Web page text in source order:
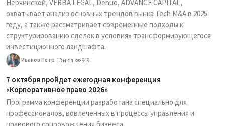
Нерчинской, VERBA LEGAL, Denuo, ADVANCE CAPITAL,
охватывает анализ основных трендов рынка Tech M&A в 2025
году, а также рассматривает современные подходы к
структурированию сделок в условиях трансформирующегося
инвестиционного ландшафта.
Иванов Петр 13 июл 949
7 октября пройдет ежегодная конференция
«Корпоративное право 2026»
Программа конференции разработана специально для
профессионалов, вовлеченных в процессы управления и